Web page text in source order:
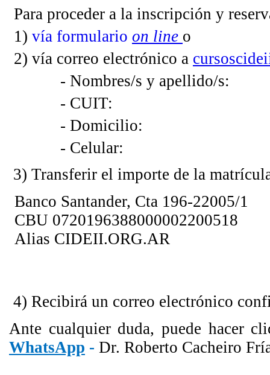
Para proceder a la inscripción y
1) vía formulario on line o
2) vía correo electrónico a
- Nombres/s y apellido/s:
- CUIT:
- Domicilio:
- Celular:
3) Transferir el importe de la
Banco Santander, Cta 196-22005/1
CBU 0720196388000002200518
Alias CIDEII.ORG.AR
4) Recibirá un correo electrónico
Ante cualquier duda, puede hacer
WhatsApp - Dr. Roberto Cacheiro